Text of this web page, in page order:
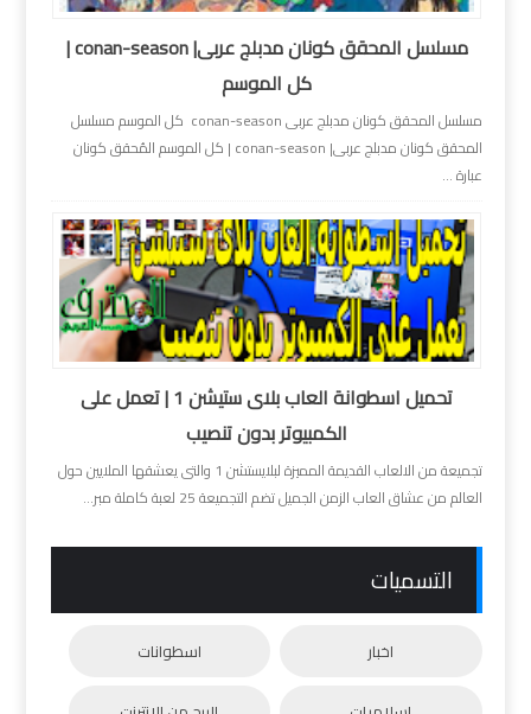
مسلسل المحقق كونان مدبلج عربى| conan-season |
كل الموسم
مسلسل المحقق كونان مدبلج عربى conan-season كل الموسم مسلسل
المحقق كونان مدبلج عربى| conan-season | كل الموسم المُحقق كونان
عبارة ...
تحميل اسطوانة العاب بلاى ستيشن 1 | تعمل على
الكمبيوتر بدون تنصيب
تجميعة من الالعاب القديمة المميزة لبلايستشن 1 والتى يعشقها الملايين حول
العالم من عشاق العاب الزمن الجميل تضم التجميعة 25 لعبة كاملة مبر...
التسميات
اخبار اسطوانات